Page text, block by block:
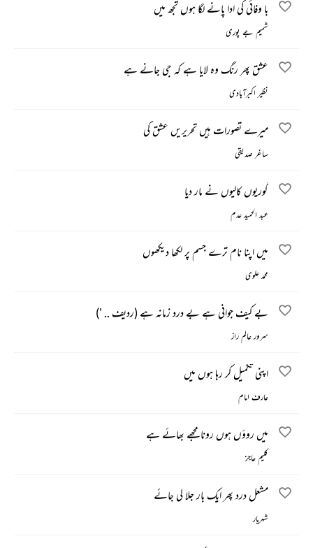
با وفائی کی ادا پانے لگا ہوں تجھ میں
شمیم جے پوری
عشق پھر رنگ وہ لایا ہے کہ جی جانے ہے
نظیر اکبرآبادی
میرے تصورات ہیں تحریریں عشق کی
ساغر صدیقی
گوریوں کالیوں نے مار دیا
عبد الحمید عدم
میں اپنا نام ترے جسم پر لکھا دیکھوں
محمد علوی
بے کیف جوانی ہے بے درد زمانہ ہے (ردیف .. ')
سرور عالم راز
اپنی تکمیل کر رہا ہوں میں
عارف امام
میں روؤں ہوں رونا مجھے بھائے ہے
کلیم عاجز
مشعل درد پھر ایک بار جلا لی جائے
شہریار